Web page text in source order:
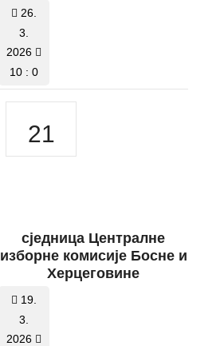
26.
3.
2026
10 : 0
21
сједница Централне
изборне комисије Босне и
Херцеговине
19.
3.
2026